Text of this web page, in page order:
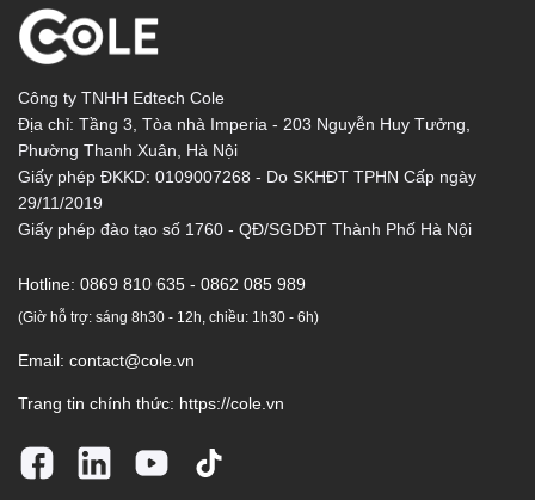
Công ty TNHH Edtech Cole
Địa chỉ: Tầng 3, Tòa nhà Imperia - 203 Nguyễn Huy Tưởng,
Phường Thanh Xuân, Hà Nội
Giấy phép ĐKKD: 0109007268 - Do SKHĐT TPHN Cấp ngày
29/11/2019
Giấy phép đào tạo số 1760 - QĐ/SGDĐT Thành Phố Hà Nội
Hotline: 0869 810 635 - 0862 085 989
(Giờ hỗ trợ: sáng 8h30 - 12h, chiều: 1h30 - 6h)
Email: contact@cole.vn
Trang tin chính thức: https://cole.vn